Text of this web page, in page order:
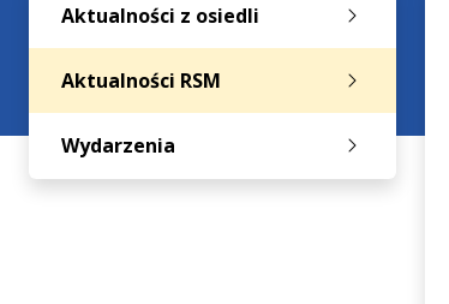
Aktualności z osiedli
Aktualności RSM
Wydarzenia